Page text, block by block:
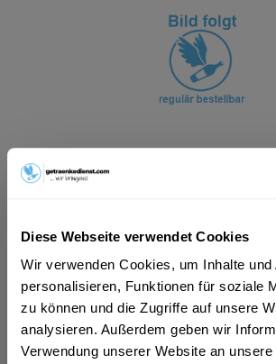
Diese Webseite verwendet Cookies
Wir verwenden Cookies, um Inhalte und
personalisieren, Funktionen für soziale
zu können und die Zugriffe auf unsere
analysieren. Außerdem geben wir
Verwendung unserer Website an
ab 101,01 € *
Inhalt:0.75 Liter (134,68 € * / 1 Liter)
inkl. MwSt.ggf. zzgl. Erschwerniszuschlag
Vorrätig
In den Warenkorb